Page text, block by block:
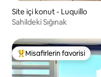
Site içi konut - Luquillo
Sahildeki Sığınak
Misafirlerin favorilerinden
Misafirlerin favorisi